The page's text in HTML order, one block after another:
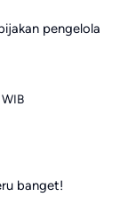
pengelola
banget!